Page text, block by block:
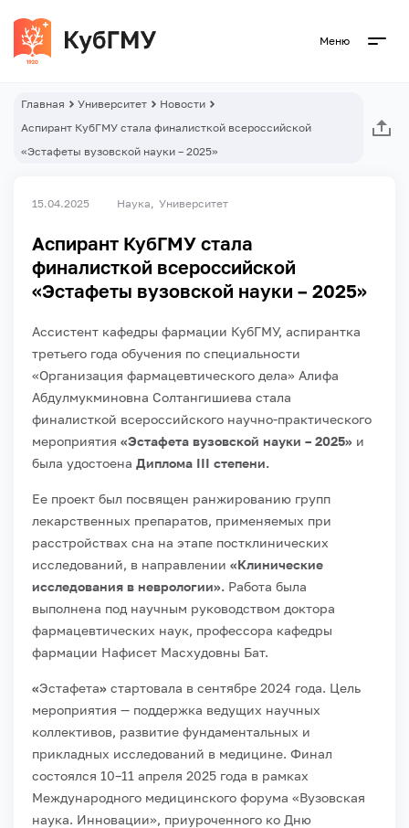
Меню
Главная Университет
Новости
Аспирант КубГМУ стала финалисткой всероссийской
«Эстафеты вузовской науки – 2025»
15.04.2025 Наука Университет
Аспирант КубГМУ стала
финалисткой всероссийской
«Эстафеты вузовской науки – 2025»
Ассистент кафедры фармации КубГМУ, аспирантка
третьего года обучения по специальности
«Организация фармацевтического дела» Алифа
Абдулмукминовна Солтангишиева стала
финалисткой всероссийского научно-практического
мероприятия «Эстафета вузовской науки – 2025» и
была удостоена Диплома III степени.
Ее проект был посвящен ранжированию групп
лекарственных препаратов, применяемых при
расстройствах сна на этапе постклинических
исследований, в направлении «Клинические
исследования в неврологии». Работа была
выполнена под научным руководством доктора
фармацевтических наук, профессора кафедры
фармации Нафисет Масхудовны Бат.
«Эстафета» стартовала в сентябре 2024 года. Цель
мероприятия — поддержка ведущих научных
коллективов, развитие фундаментальных и
прикладных исследований в медицине. Финал
состоялся 10–11 апреля 2025 года в рамках
Международного медицинского форума «Вузовская
наука. Инновации», приуроченного ко Дню